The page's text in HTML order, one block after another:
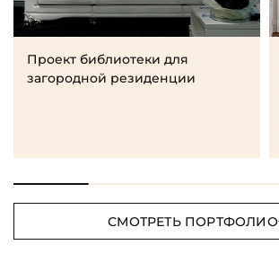
Проект библиотеки для
загородной резиденции
СМОТРЕТЬ ПОРТФОЛИО